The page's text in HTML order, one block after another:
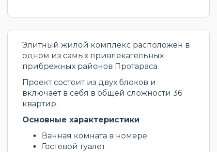
Элитный жилой комплекс расположен в
одном из самых привлекательных
прибрежных районов Протараса.
Проект состоит из двух блоков и
включает в себя в общей сложности 36
квартир.
Основные характеристики
Ванная комната в номере
Гостевой туалет